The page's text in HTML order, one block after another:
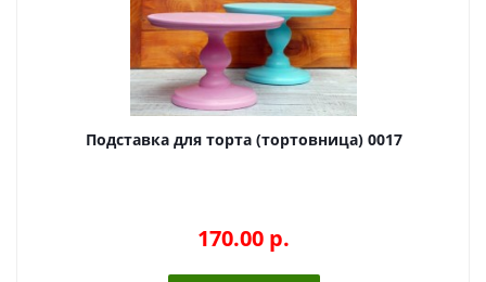
Подставка для торта (тортовница) 0017
170.00 p.